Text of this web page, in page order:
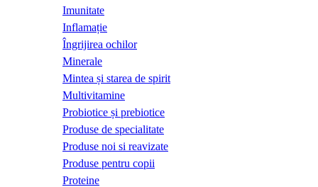
Imunitate
Inflamație
Îngrijirea ochilor
Minerale
Mintea și starea de spirit
Multivitamine
Probiotice și prebiotice
Produse de specialitate
Produse noi si reavizate
Produse pentru copii
Proteine